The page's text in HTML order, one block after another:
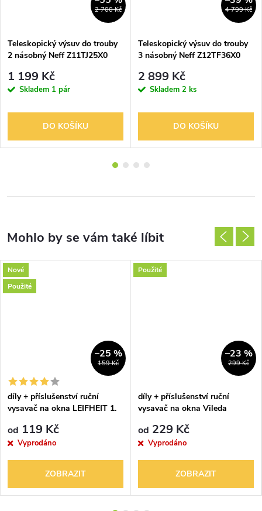
2 700 Kč
Teleskopický výsuv do trouby
2 násobný Neff Z11TJ25X0
1 199 Kč
Skladem 1 pár
DO KOŠÍKU
4 799 Kč
Teleskopický výsuv do trouby
3 násobný Neff Z12TF36X0
2 899 Kč
Skladem 2 ks
DO KOŠÍKU
Nové
Použité
159 Kč
–25 %
díly + příslušenství ruční
vysavač na okna LEIFHEIT 1.
od 119 Kč
Vyprodáno
ZOBRAZIT
Použité
299 Kč
–23 %
díly + příslušenství ruční
vysavač na okna Vileda
od 229 Kč
Vyprodáno
ZOBRAZIT